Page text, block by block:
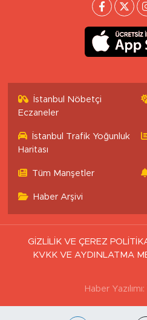
İstanbul Nöbetçi
Eczaneler
İstanbul Trafik Yoğunluk
Haritası
Tüm Manşetler
Haber Arşivi
GİZLİLİK VE ÇEREZ
KVKK VE AYDINLATMA
Haber Yazılımı: